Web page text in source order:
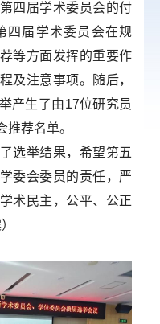
届学术委员会的付
四届学术委员会在规
等方面发挥的重要作
及注意事项。随后，
产生了由17位研究员
荐名单。
举结果，希望第五
委会委员的责任，严
术民主，公平、公正